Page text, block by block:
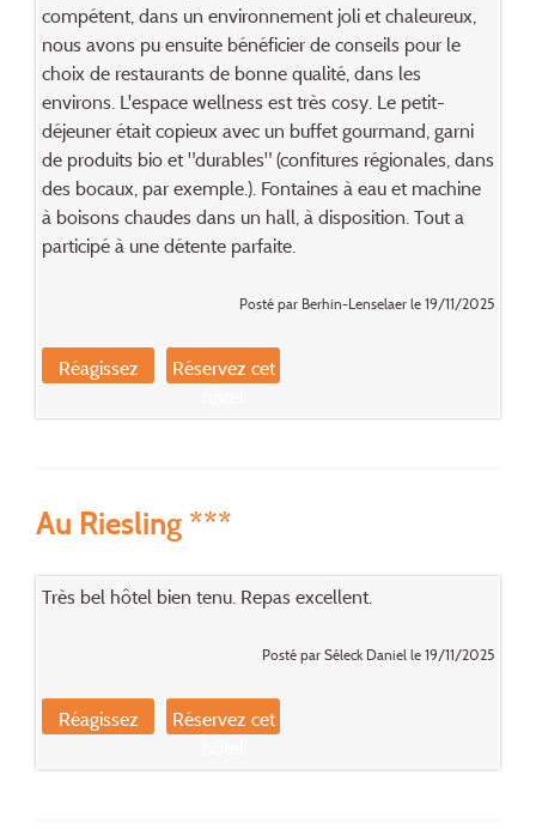
compétent, dans un environnement joli et chaleureux,
nous avons pu ensuite bénéficier de conseils pour le
choix de restaurants de bonne qualité, dans les
environs. L'espace wellness est très cosy. Le petit-
déjeuner était copieux avec un buffet gourmand, garni
de produits bio et "durables" (confitures régionales, dans
des bocaux, par exemple.). Fontaines à eau et machine
à boisons chaudes dans un hall, à disposition. Tout a
participé à une détente parfaite.
Posté par Berhin-Lenselaer le 19/11/2025
Réagissez
Réservez cet
Au Riesling ***
Très bel hôtel bien tenu. Repas excellent.
Posté par Séleck Daniel le 19/11/2025
Réagissez
Réservez cet